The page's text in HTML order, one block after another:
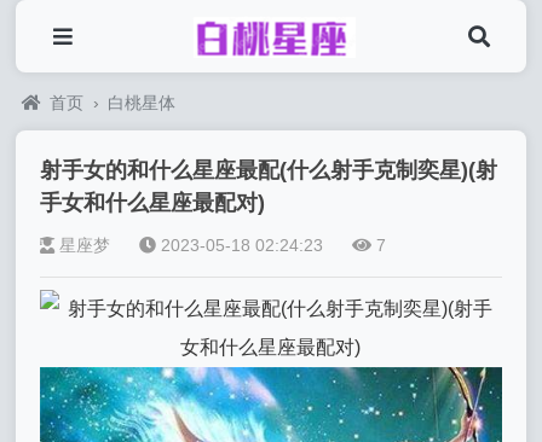
首页 › 白桃星体
射手女的和什么星座最配(什么射手克制奕星)(射
手女和什么星座最配对)
星座梦 2023-05-18 02:24:23 7